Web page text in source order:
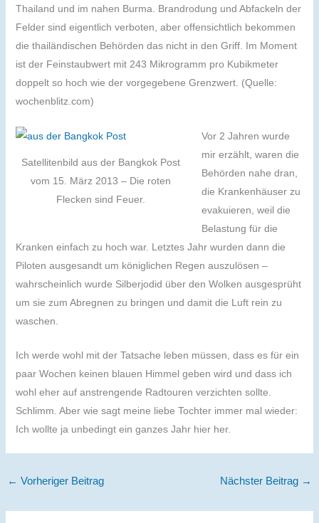
Thailand und im nahen Burma. Brandrodung und Abfackeln der
Felder sind eigentlich verboten, aber offensichtlich bekommen
die thailändischen Behörden das nicht in den Griff. Im Moment
ist der Feinstaubwert mit 243 Mikrogramm pro Kubikmeter
doppelt so hoch wie der vorgegebene Grenzwert. (Quelle:
wochenblitz.com)
Satellitenbild aus der Bangkok Post
vom 15. März 2013 – Die roten
Flecken sind Feuer.
Vor 2 Jahren wurde
mir erzählt, waren die
Behörden nahe dran,
die Krankenhäuser zu
evakuieren, weil die
Belastung für die
Kranken einfach zu hoch war. Letztes Jahr wurden dann die
Piloten ausgesandt um königlichen Regen auszulösen –
wahrscheinlich wurde Silberjodid über den Wolken ausgesprüht
um sie zum Abregnen zu bringen und damit die Luft rein zu
waschen.
Ich werde wohl mit der Tatsache leben müssen, dass es für ein
paar Wochen keinen blauen Himmel geben wird und dass ich
wohl eher auf anstrengende Radtouren verzichten sollte.
Schlimm. Aber wie sagt meine liebe Tochter immer mal wieder:
Ich wollte ja unbedingt ein ganzes Jahr hier her.
← Vorheriger Beitrag Nächster Beitrag →